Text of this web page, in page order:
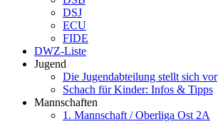
DSJ
ECU
FIDE
DWZ-Liste
Jugend
Die Jugendabteilung stellt sich vor
Schach für Kinder: Infos & Tipps
Mannschaften
1. Mannschaft / Oberliga Ost 2A